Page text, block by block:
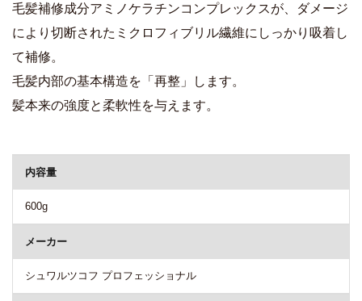
毛髪補修成分アミノケラチンコンプレックスが、ダメージ
により切断されたミクロフィブリル繊維にしっかり吸着し
て補修。
毛髪内部の基本構造を「再整」します。
髪本来の強度と柔軟性を与えます。
内容量
600g
メーカー
シュワルツコフ プロフェッショナル